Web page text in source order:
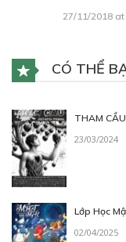
27/11/2018 at
CÓ THỂ
THAM CẦU
23/03/2024
Lớp Học
02/04/2025